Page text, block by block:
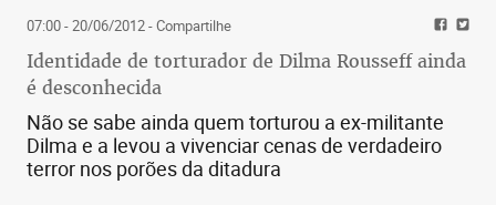
07:00 - 20/06/2012- Compartilhe
Identidade de torturador de Dilma Rousseff ainda
é desconhecida
Não se sabe ainda quem torturou a ex-militante
Dilma e a levou a vivenciar cenas de verdadeiro
terror nos porões da ditadura